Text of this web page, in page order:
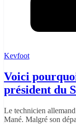
Kevfoot
Voici
président du
Le technicien allemand
Mané. Malgré son